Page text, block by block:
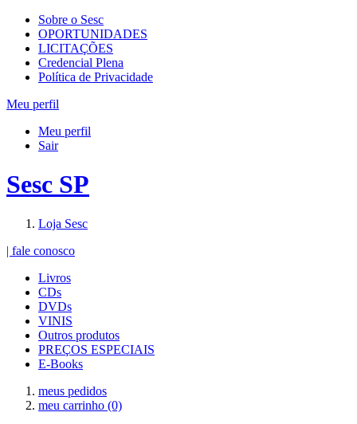
Sobre o Sesc
OPORTUNIDADES
LICITAÇÕES
Credencial Plena
Política de Privacidade
Meu perfil
Meu perfil
Sair
Sesc SP
Loja Sesc
| fale conosco
Livros
CDs
DVDs
VINIS
Outros produtos
PREÇOS ESPECIAIS
E-Books
meus pedidos
meu carrinho (0)